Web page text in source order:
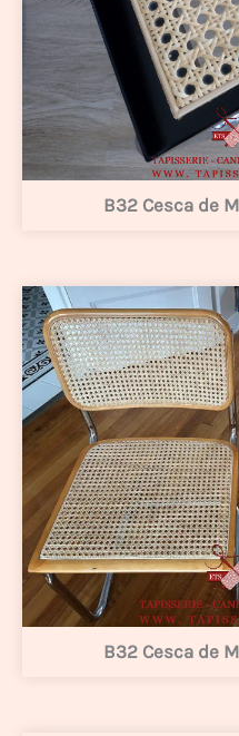
B32 Cesca de
B32 Cesca de